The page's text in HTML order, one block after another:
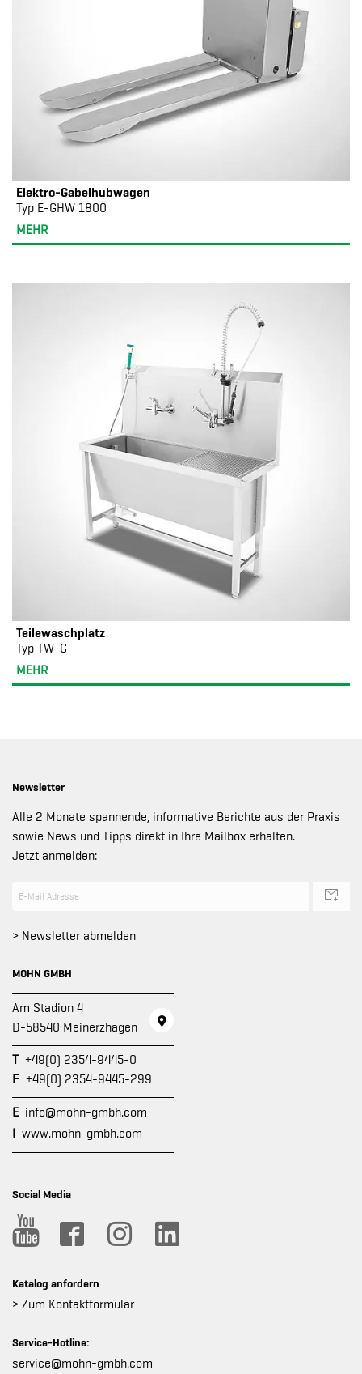
Elektro-Gabelhubwagen
Typ E-GHW 1800
MEHR
Teilewaschplatz
Typ TW-G
MEHR
Newsletter
Alle 2 Monate spannende, informative Berichte aus der Praxis
sowie News und Tipps direkt in Ihre Mailbox erhalten.
Jetzt anmelden:
> Newsletter abmelden
MOHN GMBH
Am Stadion 4
D-58540 Meinerzhagen
T +49(0) 2354-9445-0
F +49(0) 2354-9445-299
E info@mohn-gmbh.com
I www.mohn-gmbh.com
Social Media
Katalog anfordern
> Zum Kontaktformular
Service-Hotline:
service@mohn-gmbh.com